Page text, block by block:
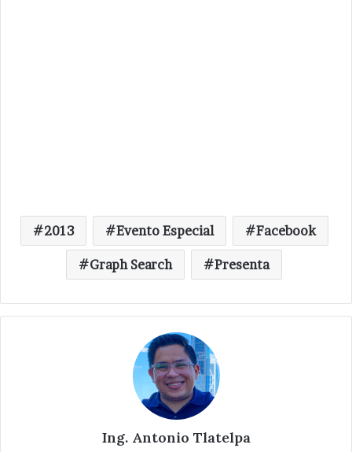
2013 Evento Especial Facebook
Graph Search Presenta
Ing. Antonio Tlatelpa